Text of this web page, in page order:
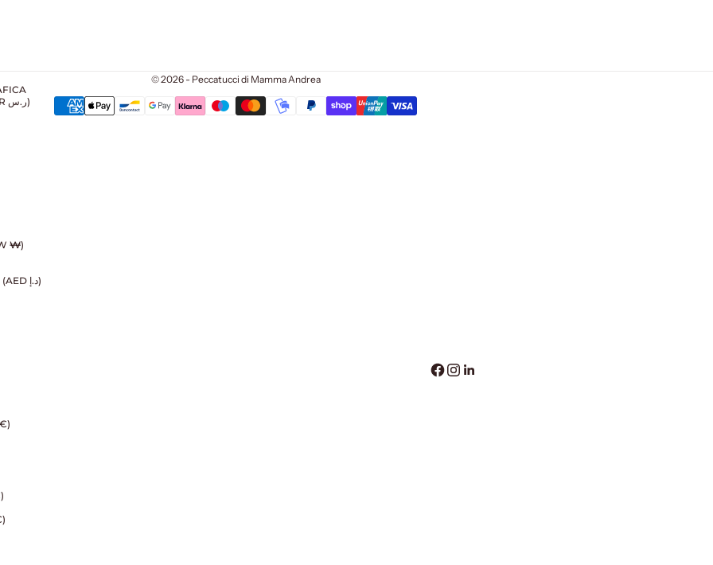
ARABIA SAUDITA (SAR ر.س)
₩)
EMIRATI ARABI UNITI (AED د.إ)
© 2026 - Peccatucci di Mamma Andrea